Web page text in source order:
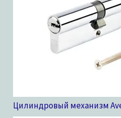
Цилиндровый механизм